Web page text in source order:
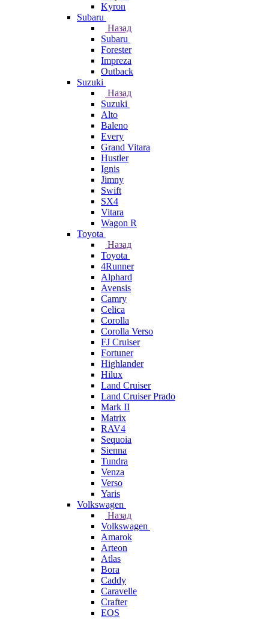
Kyron
Subaru
Назад
Subaru
Forester
Impreza
Outback
Suzuki
Назад
Suzuki
Alto
Baleno
Every
Grand Vitara
Hustler
Ignis
Jimny
Swift
SX4
Vitara
Wagon R
Toyota
Назад
Toyota
4Runner
Alphard
Avensis
Camry
Celica
Corolla
Corolla Verso
FJ Cruiser
Fortuner
Highlander
Hilux
Land Cruiser
Land Cruiser Prado
Mark II
Matrix
RAV4
Sequoia
Sienna
Tundra
Venza
Verso
Yaris
Volkswagen
Назад
Volkswagen
Amarok
Arteon
Atlas
Bora
Caddy
Caravelle
Crafter
EOS